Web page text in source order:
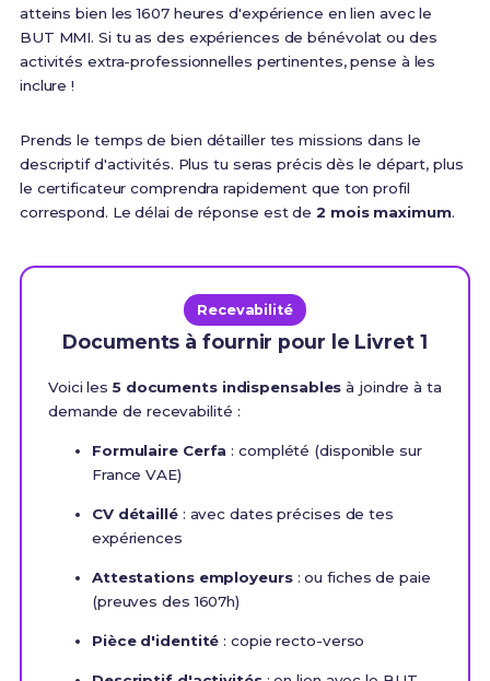
atteins bien les 1607 heures d'expérience en lien avec le
BUT MMI. Si tu as des expériences de bénévolat ou des
activités extra-professionnelles pertinentes, pense à les
inclure !
Prends le temps de bien détailler tes missions dans le
descriptif d'activités. Plus tu seras précis dès le départ, plus
le certificateur comprendra rapidement que ton profil
correspond. Le délai de réponse est de2 mois maximum.
Recevabilité
Documents à fournir pour le Livret 1
Voici les 5 documents indispensables à joindre à ta
demande de recevabilité :
Formulaire Cerfa : complété (disponible sur
France VAE)
CV détaillé: avec dates précises de tes
expériences
Attestations employeurs: ou fiches de paie
(preuves des 1607h)
Pièce d'identité : copie recto-verso